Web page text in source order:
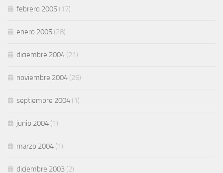
febrero 2005 (17)
enero 2005 (28)
diciembre 2004 (21)
noviembre 2004 (26)
septiembre 2004 (1)
junio 2004 (1)
marzo 2004 (1)
diciembre 2003 (2)